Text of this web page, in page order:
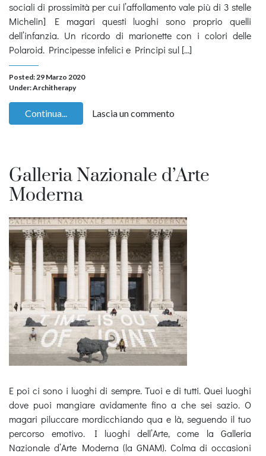
sociali di prossimità per cui l’affollamento vale più di 3 stelle
Michelin] E magari questi luoghi sono proprio quelli
dell’infanzia. Un ricordo di marionette con i colori delle
Polaroid. Principesse infelici e Principi sul […]
Posted: 29 Marzo 2020
Under:Architherapy
Continua... Lascia un commento
Galleria Nazionale d’Arte
Moderna
E poi ci sono i luoghi di sempre. Tuoi e di tutti. Quei luoghi
dove puoi mangiare avidamente fino a che sei sazio. O
magari piluccare mordicchiando qua e là, seguendo il tuo
percorso emotivo. I luoghi dell’Arte, come la Galleria
Nazionale d’Arte Moderna (la GNAM). Colma di occasioni